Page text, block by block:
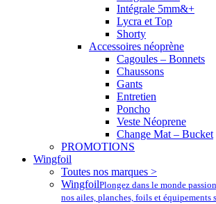
Intégrale 5mm&+
Lycra et Top
Shorty
Accessoires néoprène
Cagoules – Bonnets
Chaussons
Gants
Entretien
Poncho
Veste Néoprene
Change Mat – Bucket
PROMOTIONS
Wingfoil
Toutes nos marques >
WingfoilPlongez dans le monde
nos ailes, planches, foils et équipements